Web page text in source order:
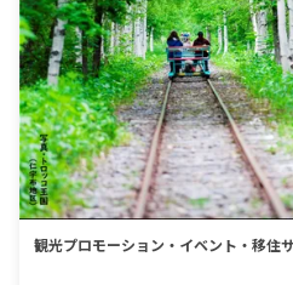
観光プロモーション・イベント・移住